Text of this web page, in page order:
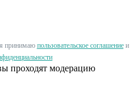
принимаю пользовательское соглашениеи
проходят модерацию